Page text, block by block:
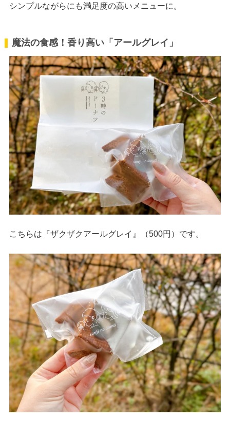
シンプルながらにも満足度の高いメニューに。
魔法の食感！香り高い「アールグレイ」
こちらは『ザクザクアールグレイ』（500円）です。